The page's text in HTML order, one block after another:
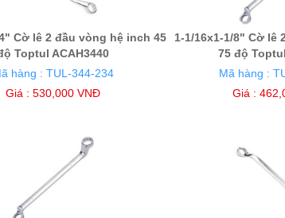
Cờ lê 2 đầu vòng hệ inch 45
Toptul ACAH3440
hàng : TUL-344-234
Giá : 530,000 VNĐ
1-1/16x1-1/8" Cờ lê
75 độ
Mã hàng :
Giá :